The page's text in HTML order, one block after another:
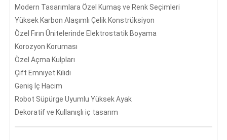
Modern Tasarımlara Özel Kumaş ve Renk Seçimleri
Yüksek Karbon Alaşımlı Çelik Konstrüksiyon
Özel Fırın Ünitelerinde Elektrostatik Boyama
Korozyon Koruması
Özel Açma Kulpları
Çift Emniyet Kilidi
Geniş İç Hacim
Robot Süpürge Uyumlu Yüksek Ayak
Dekoratif ve Kullanışlı iç tasarım